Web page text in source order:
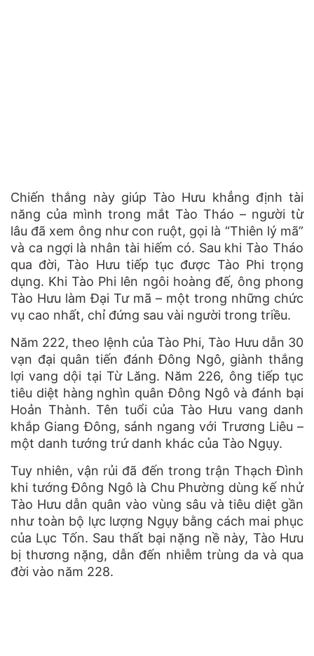
Chiến thắng này giúp Tào Hưu khẳng định tài
năng của mình trong mắt Tào Tháo – người từ
lâu đã xem ông như con ruột, gọi là “Thiên lý mã”
và ca ngợi là nhân tài hiếm có. Sau khi Tào Tháo
qua đời, Tào Hưu tiếp tục được Tào Phi trọng
dụng. Khi Tào Phi lên ngôi hoàng đế, ông phong
Tào Hưu làm Đại Tư mã – một trong những chức
vụ cao nhất, chỉ đứng sau vài người trong triều.
Năm 222, theo lệnh của Tào Phi, Tào Hưu dẫn 30
vạn đại quân tiến đánh Đông Ngô, giành thắng
lợi vang dội tại Từ Lăng. Năm 226, ông tiếp tục
tiêu diệt hàng nghìn quân Đông Ngô và đánh bại
Hoản Thành. Tên tuổi của Tào Hưu vang danh
khắp Giang Đông, sánh ngang với Trương Liêu –
một danh tướng trứ danh khác của Tào Ngụy.
Tuy nhiên, vận rủi đã đến trong trận Thạch Đình
khi tướng Đông Ngô là Chu Phường dùng kế nhử
Tào Hưu dẫn quân vào vùng sâu và tiêu diệt gần
như toàn bộ lực lượng Ngụy bằng cách mai phục
của Lục Tốn. Sau thất bại nặng nề này, Tào Hưu
bị thương nặng, dẫn đến nhiễm trùng da và qua
đời vào năm 228.